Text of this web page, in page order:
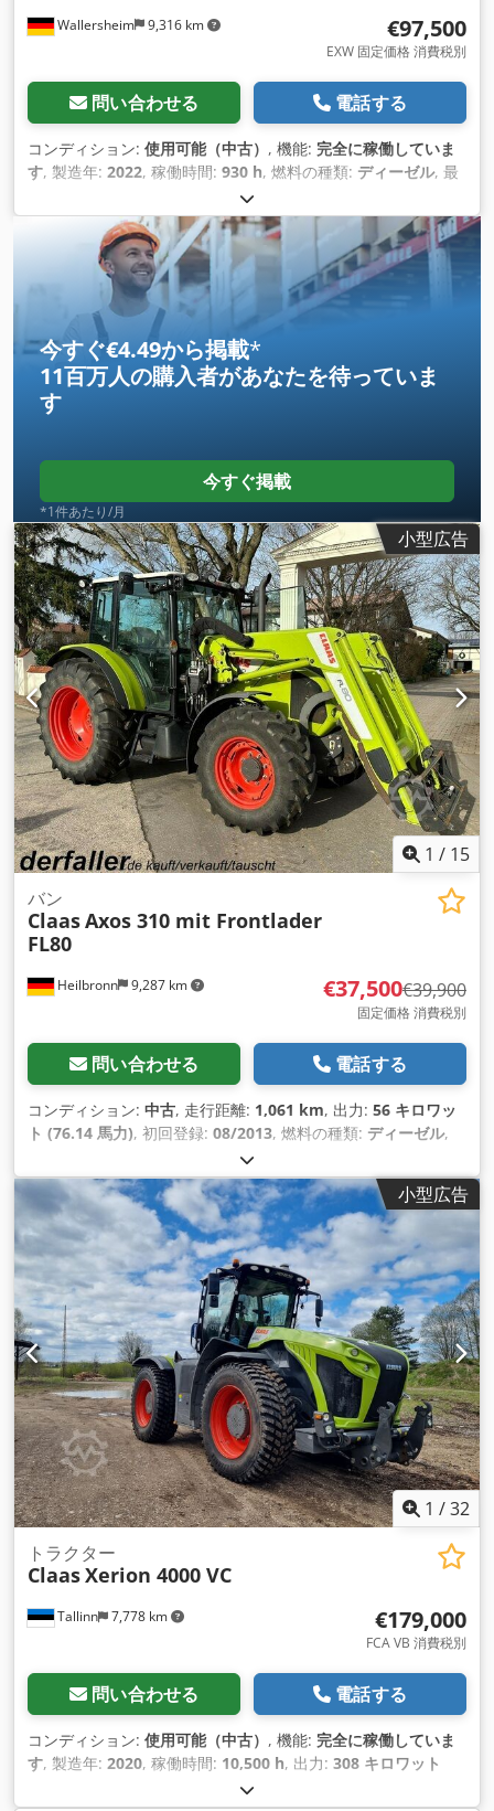
Wallersheim 9,316 km €97,500
EXW 固定価格 消費税別
問い合わせる 電話する
コンディション: 使用可能（中古） , 機能: 完全に稼働していま
す, 製造年: 2022, 稼働時間: 930 h, 燃料の種類: ディーゼル, 最
今すぐ€4.49から掲載*
11百万人の購入者があなたを待っていま
す
今すぐ掲載
*1件あたり/月
小型広告
1 / 15
Heilbronn 9,287 km
バン
ClaasAxos 310 mit Frontlader
FL80
€37,500€39,900
固定価格 消費税別
問い合わせる 電話する
コンディション: 中古, 走行距離: 1,061 km, 出力: 56 キロワッ
ト (76.14 馬力), 初回登録: 08/2013, 燃料の種類: ディーゼル,
7,500 kg（キログラム）
サスペンション:その他, 座席数:2, 稼働時間:1,061 h, 装備:キ
ャビン, 全輪駆動, 小型広告
1 /32
Tallinn 7,778 km
トラクター
ClaasXerion 4000 VC
€179,000
FCA VB 消費税別
問い合わせる 電話する
コンディション: 使用可能（中古） , 機能: 完全に稼働していま
す, 製造年: 2020, 稼働時間: 10,500 h, 出力: 308 キロワット
, エンジンメーカー: